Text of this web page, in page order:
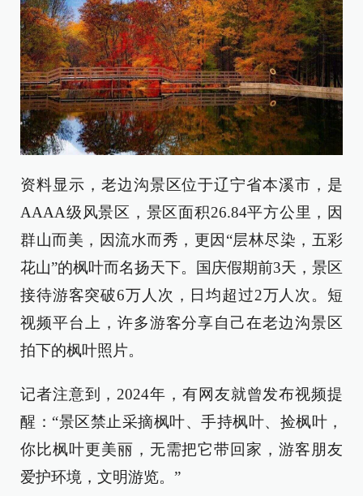
资料显示，老边沟景区位于辽宁省本溪市，是
AAAA级风景区，景区面积26.84平方公里，因
群山而美，因流水而秀，更因“层林尽染，五彩
花山”的枫叶而名扬天下。国庆假期前3天，景区
接待游客突破6万人次，日均超过2万人次。短
视频平台上，许多游客分享自己在老边沟景区
拍下的枫叶照片。
记者注意到，2024年，有网友就曾发布视频提
醒：“景区禁止采摘枫叶、手持枫叶、捡枫叶，
你比枫叶更美丽，无需把它带回家，游客朋友
爱护环境，文明游览。”